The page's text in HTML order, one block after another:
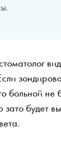
больной не
будет